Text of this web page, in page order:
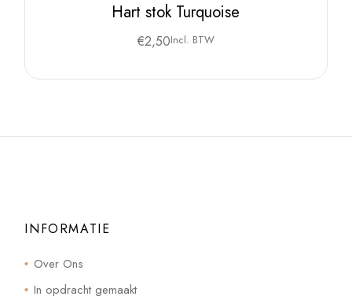
Hart stok Turquoise
€2,50Incl. BTW
INFORMATIE
Over Ons
In opdracht gemaakt